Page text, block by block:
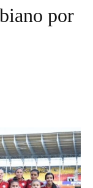
por